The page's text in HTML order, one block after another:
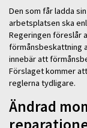
Den som får ladda
arbetsplatsen ska
Regeringen föreslår
förmånsbeskattning
innebär att
Förslaget kommer
reglerna tydligare.
Ändrad